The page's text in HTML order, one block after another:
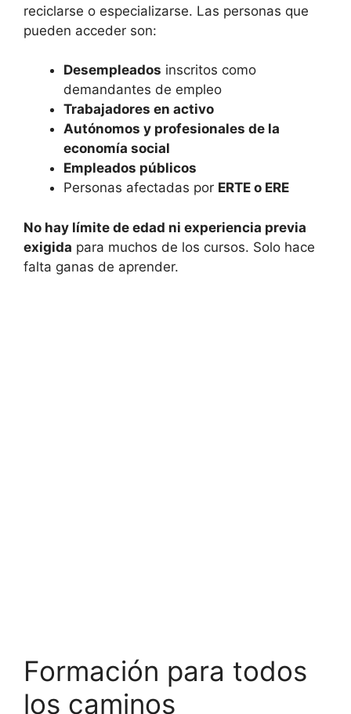
reciclarse o especializarse. Las personas que
pueden acceder son:
Desempleados inscritos como
demandantes de empleo
Trabajadores en activo
Autónomos y profesionales de la
economía social
Empleados públicos
Personas afectadas por ERTE o ERE
No hay límite de edad ni experiencia previa
exigida para muchos de los cursos. Solo hace
falta ganas de aprender.
Formación para todos
los caminos